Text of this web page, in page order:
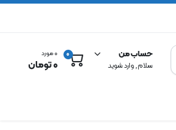
حساب من
سلام , وارد شوید
0 0 مورد
0تومان